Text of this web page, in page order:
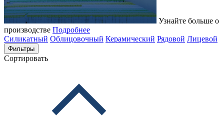
Узнайте больше о
производстве Подробнее
Силикатный Облицовочный Керамический Рядовой Лицевой
Фильтры
Сортировать